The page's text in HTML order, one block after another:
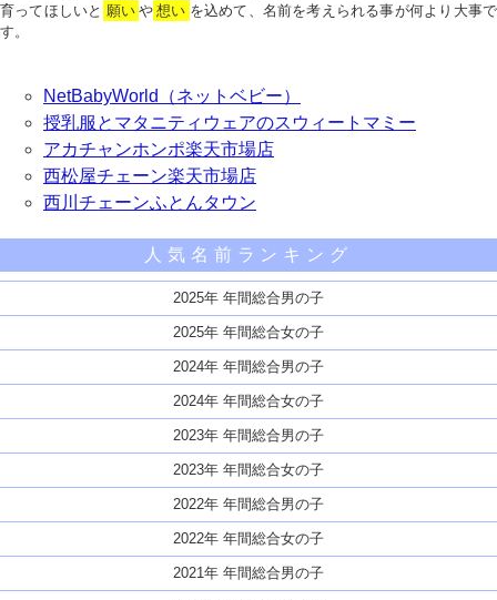
育ってほしいと 願い や 想い を込めて、名前を考えられる事が何より大事で
す。
NetBabyWorld（ネットベビー）
授乳服とマタニティウェアのスウィートマミー
アカチャンホンポ楽天市場店
西松屋チェーン楽天市場店
西川チェーンふとんタウン
人気名前ランキング
2025年 年間総合男の子
2025年 年間総合女の子
2024年 年間総合男の子
2024年 年間総合女の子
2023年 年間総合男の子
2023年 年間総合女の子
2022年 年間総合男の子
2022年 年間総合女の子
2021年 年間総合男の子